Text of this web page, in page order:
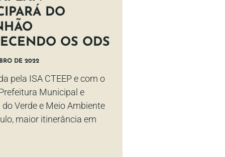
DO
OS ODS
DE 2022
pela ISA CTEEP e com o
Municipal e
Verde e Meio Ambiente
maior itinerância em